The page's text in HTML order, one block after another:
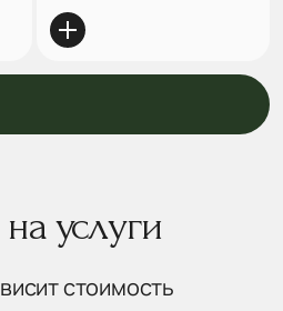
услуги
стоимость